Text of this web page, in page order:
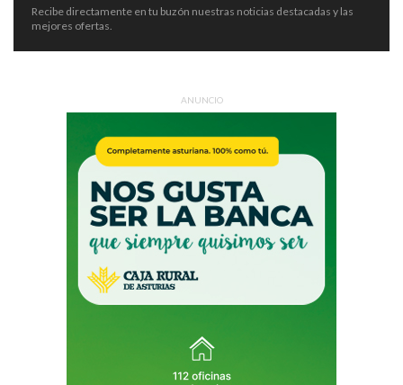
Recibe directamente en tu buzón nuestras noticias destacadas y las
mejores ofertas.
ANUNCIO